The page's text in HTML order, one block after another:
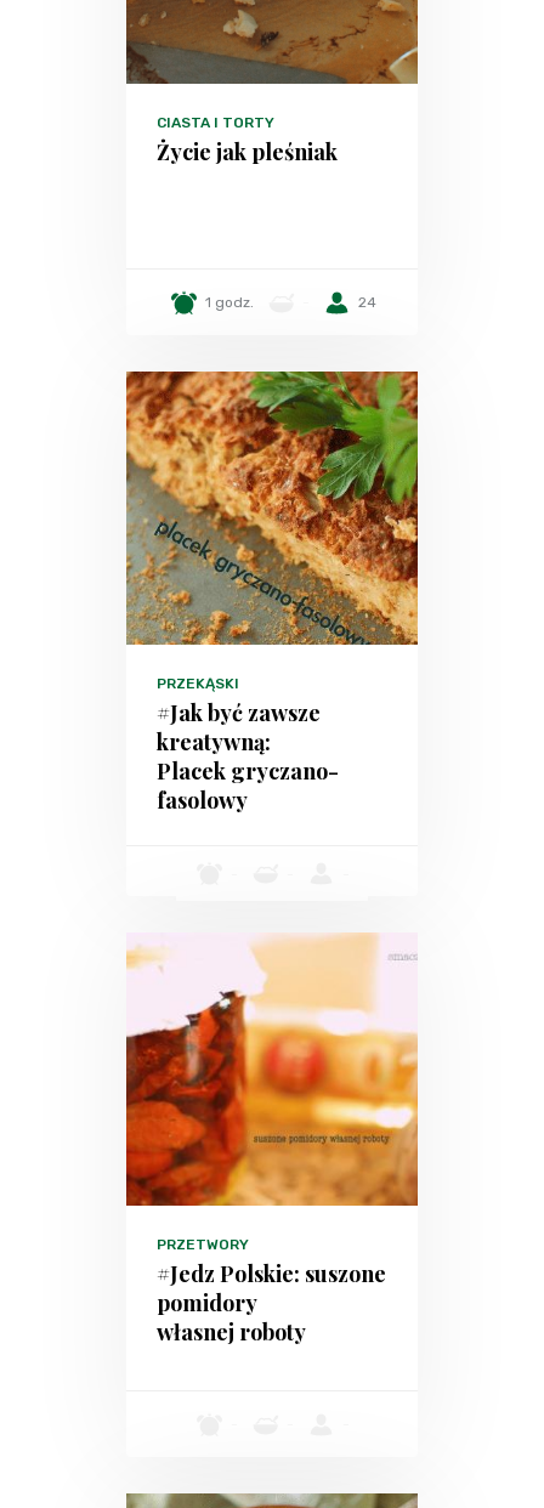
CIASTA I TORTY
Życie jak pleśniak
1 godz. 24
PRZEKĄSKI
#Jak być zawsze
kreatywną:
Placek gryczano-
fasolowy
PRZETWORY
#Jedz Polskie: suszone
pomidory
własnej roboty